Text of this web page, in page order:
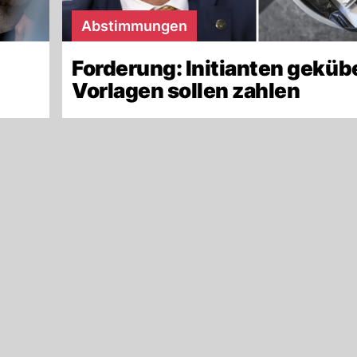
Abstimmungen
Forderung: Initianten
Vorlagen sollen zahlen